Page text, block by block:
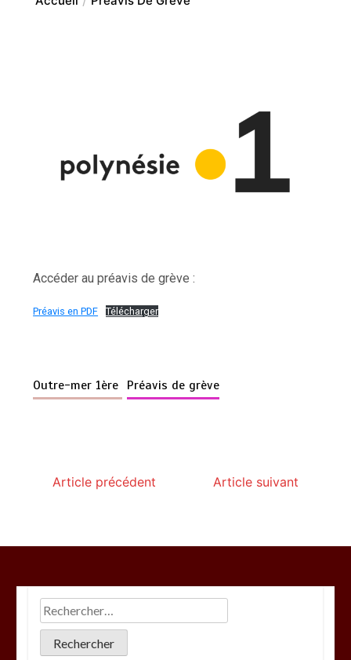
Accéder au préavis de grève :
Préavis en PDF Télécharger
Outre-mer 1ère Préavis de grève
Article précédent Article suivant